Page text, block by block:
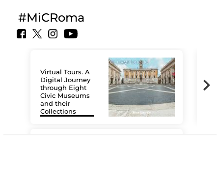
#MiCRoma
Virtual Tours. A
Digital Journey
through Eight
Civic Museums
and their
Collections